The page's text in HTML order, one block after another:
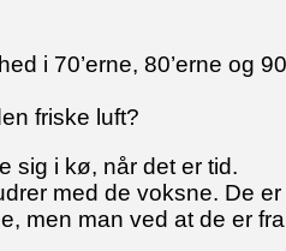
i 70’erne, 80’erne og
friske luft?
sig i kø, når det er tid.
med de voksne. De
men man ved at de er